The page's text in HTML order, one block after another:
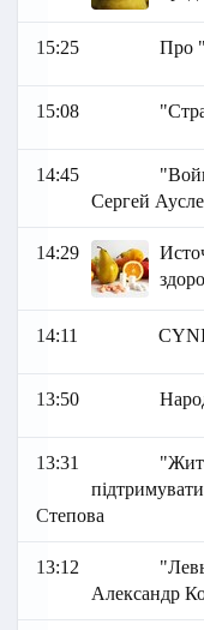
15:25 Про
15:08
14:45
Сергей
14:29
14:11
13:50
13:31
Степова
13:12
Александр